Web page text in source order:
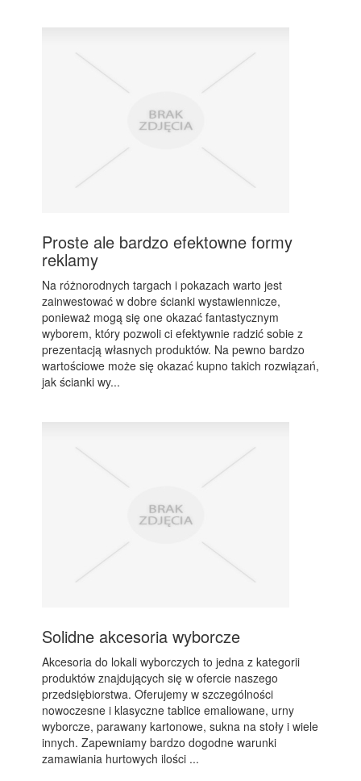
Proste ale bardzo efektowne formy
reklamy
Na różnorodnych targach i pokazach warto jest
zainwestować w dobre ścianki wystawiennicze,
ponieważ mogą się one okazać fantastycznym
wyborem, który pozwoli ci efektywnie radzić sobie z
prezentacją własnych produktów. Na pewno bardzo
wartościowe może się okazać kupno takich rozwiązań,
jak ścianki wy...
Solidne akcesoria wyborcze
Akcesoria do lokali wyborczych to jedna z kategorii
produktów znajdujących się w ofercie naszego
przedsiębiorstwa. Oferujemy w szczególności
nowoczesne i klasyczne tablice emaliowane, urny
wyborcze, parawany kartonowe, sukna na stoły i wiele
innych. Zapewniamy bardzo dogodne warunki
zamawiania hurtowych ilości ...